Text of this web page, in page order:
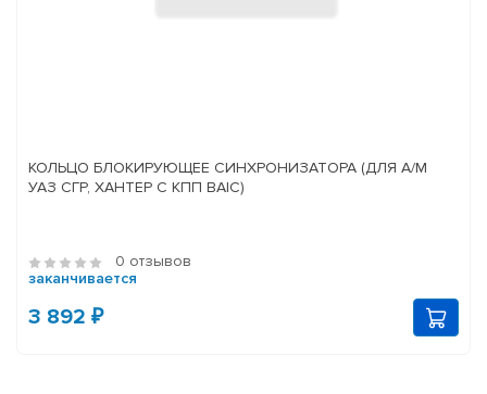
КОЛЬЦО БЛОКИРУЮЩЕЕ СИНХРОНИЗАТОРА (ДЛЯ А/М
УАЗ СГР, ХАНТЕР С КПП BAIC)
0 отзывов
заканчивается
3 892 ₽